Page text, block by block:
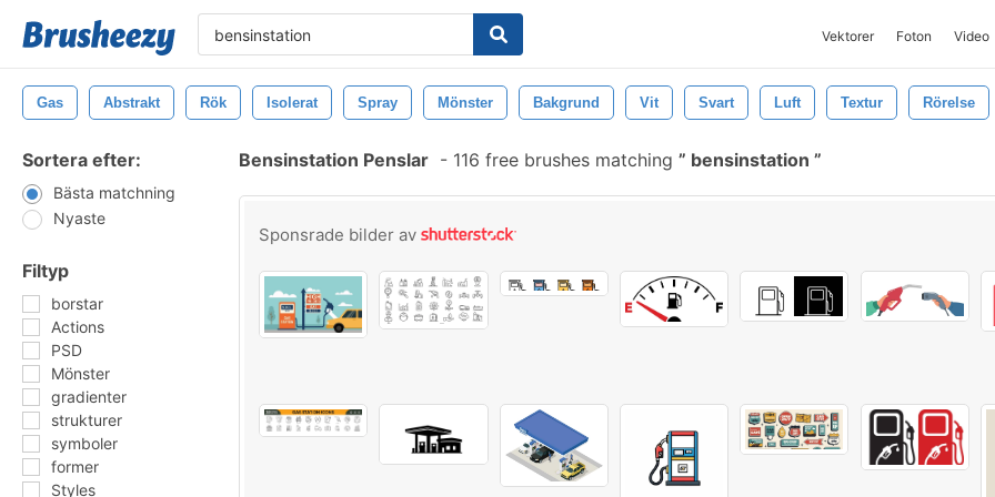
Vektorer Foton Video
Gas Abstrakt Rök Isolerat Spray Mönster Bakgrund Vit Svart Luft Textur Rörelse
Sortera efter:
Bästa matchning
Nyaste
Filtyp
borstar
Actions
PSD
Mönster
gradienter
strukturer
symboler
former
Styles
Bensinstation Penslar - 116 free brushes matching bensinstation
Sponsrade bilder av